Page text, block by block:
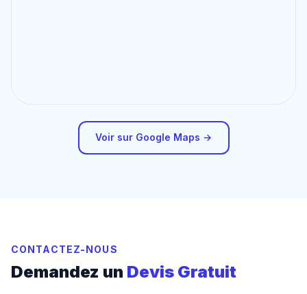
Voir sur Google Maps →
CONTACTEZ-NOUS
Demandez un Devis Gratuit